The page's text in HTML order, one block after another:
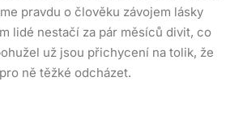
pravdu o člověku závojem lásky
lidé nestačí za pár měsíců divit, co
už jsou přichycení na tolik, že
ně těžké odcházet.